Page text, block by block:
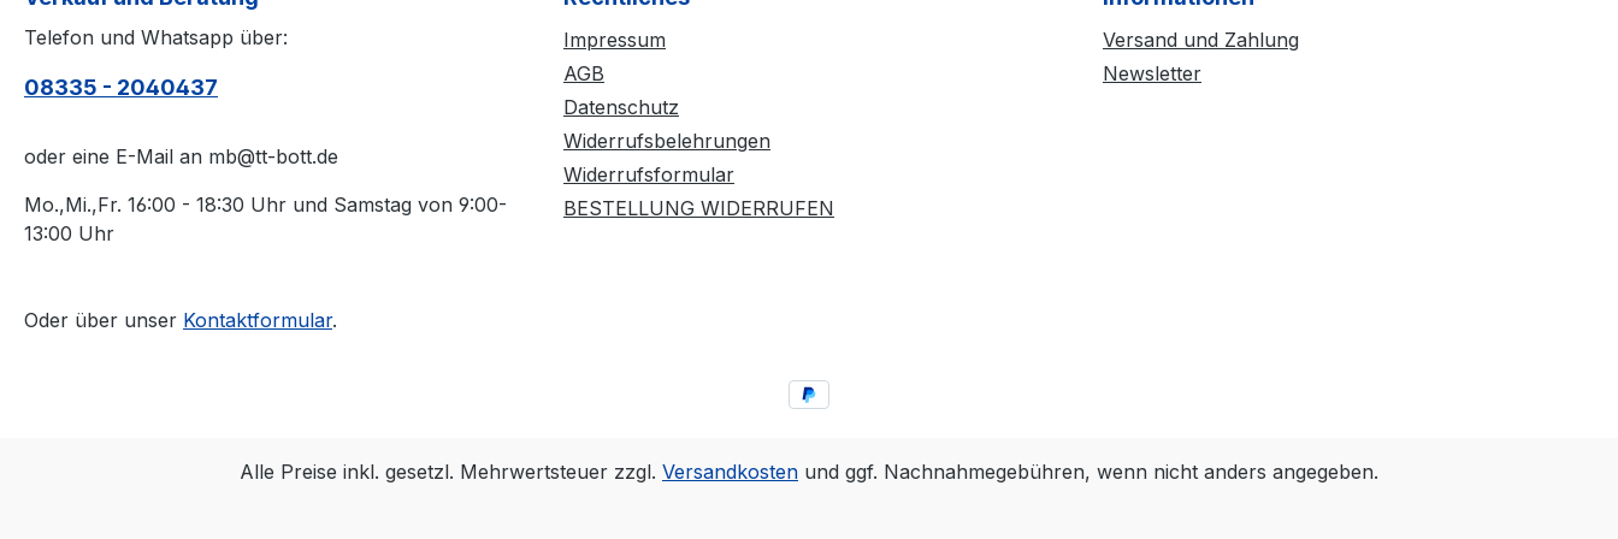
CONTACT beinhaltet
keine flüchtigen
organischen
Lösungsmittel und darf
Auftragsschwämmchen
Telefon und Whatsapp über:
08335 - 2040437
oder eine E-Mail an mb@tt-bott.de
Mo.,Mi.,Fr. 16:00 - 18:30 Uhr und Samstag von 9:00-
13:00 Uhr
Oder über unser Kontaktformular.
Impressum
AGB
Datenschutz
Widerrufsbelehrungen
Widerrufsformular
BESTELLUNG WIDERRUFEN
Versand und Zahlung
Newsletter
Alle Preise inkl. gesetzl. Mehrwertsteuer zzgl. Versandkosten und ggf. Nachnahmegebühren, wenn nicht anders angegeben.